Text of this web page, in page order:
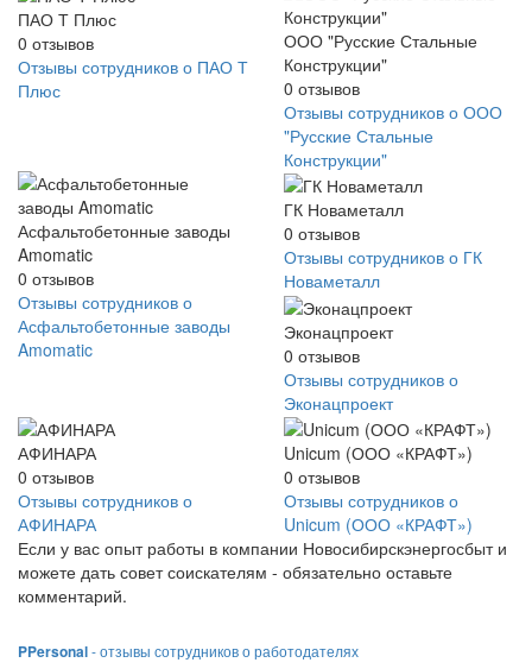
ПАО Т Плюс
0 отзывов
Отзывы сотрудников о ПАО Т
Плюс
ООО "Русские Стальные
Конструкции"
0 отзывов
Отзывы сотрудников о ООО
"Русские Стальные
Конструкции"
Асфальтобетонные заводы
Amomatic
0 отзывов
Отзывы сотрудников о
Асфальтобетонные заводы
Amomatic
ГК Новаметалл
0 отзывов
Отзывы сотрудников о ГК
Новаметалл
Эконацпроект
0 отзывов
Отзывы сотрудников о
Эконацпроект
АФИНАРА
0 отзывов
Отзывы сотрудников о
АФИНАРА
Unicum (ООО «КРАФТ»)
0 отзывов
Отзывы сотрудников о
Unicum (ООО «КРАФТ»)
Если у вас опыт работы в компании Новосибирскэнергосбыт и
можете дать совет соискателям - обязательно оставьте
комментарий.
PPersonal- отзывы сотрудников о работодателях